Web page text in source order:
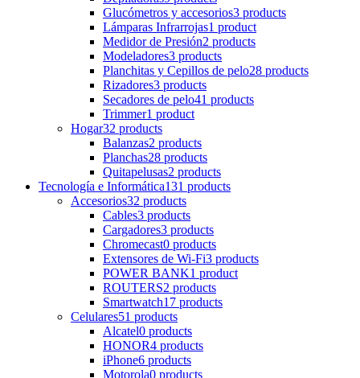
Glucómetros y accesorios3 products
Lámparas Infrarrojas1 product
Medidor de Presión2 products
Modeladores3 products
Planchitas y Cepillos de pelo28 products
Rizadores3 products
Secadores de pelo41 products
Trimmer1 product
Hogar32 products
Balanzas2 products
Planchas28 products
Quitapelusas2 products
Tecnología e Informática131 products
Accesorios32 products
Cables3 products
Cargadores3 products
Chromecast0 products
Extensores de Wi-Fi3 products
POWER BANK1 product
ROUTERS2 products
Smartwatch17 products
Celulares51 products
Alcatel0 products
HONOR4 products
iPhone6 products
Motorola0 products